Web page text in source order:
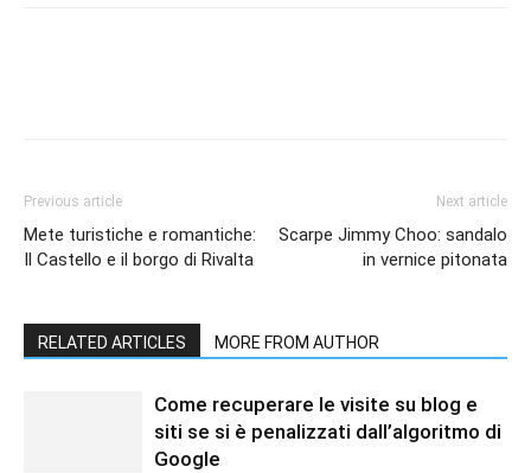
Previous article
Mete turistiche e romantiche:
Il Castello e il borgo di Rivalta
Next article
Scarpe Jimmy Choo: sandalo
in vernice pitonata
RELATED ARTICLES MORE FROM AUTHOR
Come recuperare le visite su blog e
siti se si è penalizzati dall’algoritmo di
Google